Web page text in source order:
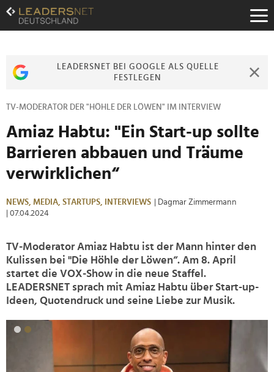
Zum
Inhalt
Zur
Zur
LEADERSNET BEI GOOGLE ALS QUELLE
FESTLEGEN
TV-MODERATOR DER "HÖHLE DER LÖWEN" IM INTERVIEW
Amiaz Habtu: "Ein Start-up sollte
Barrieren abbauen und Träume
verwirklichen“
NEWS, MEDIA, STARTUPS, INTERVIEWS
| Dagmar Zimmermann
| 07.04.2024
TV-Moderator Amiaz Habtu ist der Mann hinter den
Kulissen bei "Die Höhle der Löwen“. Am 8. April
startet die VOX-Show in die neue Staffel.
LEADERSNET sprach mit Amiaz Habtu über Start-up-
Ideen, Quotendruck und seine Liebe zur Musik.